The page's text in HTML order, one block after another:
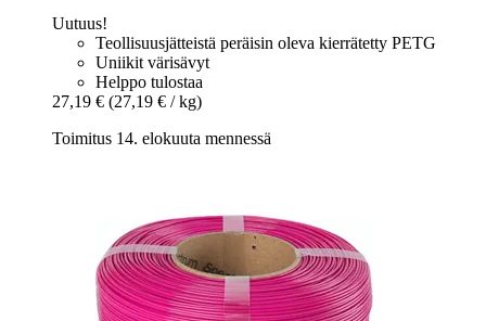
Uutuus!
Teollisuusjätteistä peräisin oleva kierrätetty PETG
Uniikit värisävyt
Helppo tulostaa
27,19 € (27,19 € / kg)
Toimitus 14. elokuuta mennessä